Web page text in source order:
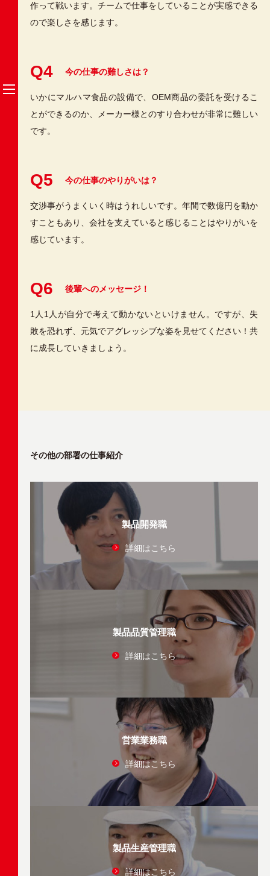
作って戦います。チームで仕事をしていることが実感できる
ので楽しさを感じます。
Q4 今の仕事の難しさは？
いかにマルハマ食品の設備で、OEM商品の委託を受けるこ
とができるのか、メーカー様とのすり合わせが非常に難しい
です。
Q5 今の仕事のやりがいは？
交渉事がうまくいく時はうれしいです。年間で数億円を動か
すこともあり、会社を支えていると感じることはやりがいを
感じています。
Q6 後輩へのメッセージ！
1人1人が自分で考えて動かないといけません。ですが、失
敗を恐れず、元気でアグレッシブな姿を見せてください！共
に成長していきましょう。
その他の部署の仕事紹介
製品開発職
詳細はこちら
製品品質管理職
詳細はこちら
営業業務職
詳細はこちら
製品生産管理職
詳細はこちら